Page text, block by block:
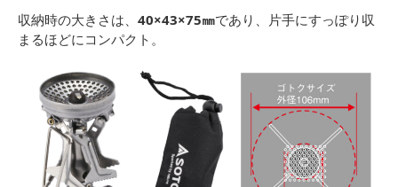
収納時の大きさは、 40×43×75㎜であり、片手にすっぽり収
まるほどにコンパクト。